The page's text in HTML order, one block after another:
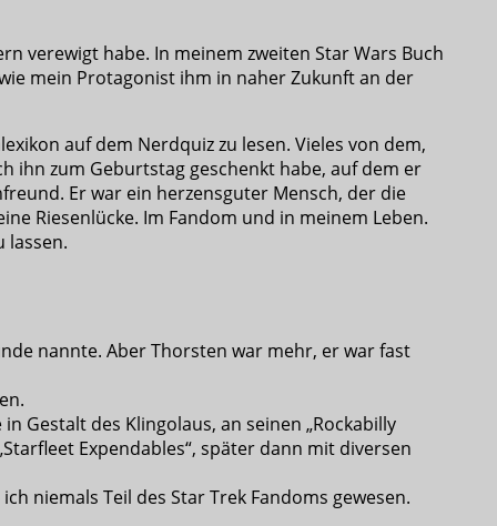
verewigt habe. In meinem zweiten Star Wars Buch
mein Protagonist ihm in naher Zukunft an der
auf dem Nerdquiz zu lesen. Vieles von dem,
ihn zum Geburtstag geschenkt habe, auf dem er
Er war ein herzensguter Mensch, der die
Riesenlücke. Im Fandom und in meinem Leben.
lassen.
nannte. Aber Thorsten war mehr, er war fast
Gestalt des Klingolaus, an seinen „Rockabilly
Expendables“, später dann mit diversen
niemals Teil des Star Trek Fandoms gewesen.